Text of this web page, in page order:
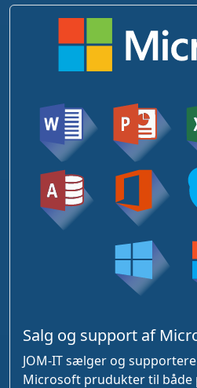
Salg og support af
JOM-IT sælger og
Microsoft prudukter til både